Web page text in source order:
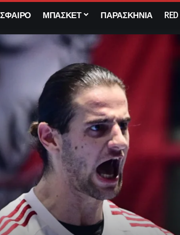
ΜΠΑΣΚΕΤ ΠΑΡΑΣΚΗΝΙΑ